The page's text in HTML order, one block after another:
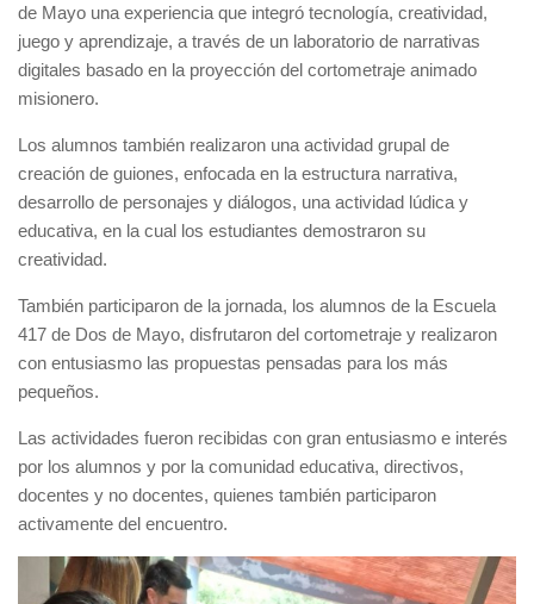
de Mayo una experiencia que integró tecnología, creatividad,
juego y aprendizaje, a través de un laboratorio de narrativas
digitales basado en la proyección del cortometraje animado
misionero.
Los alumnos también realizaron una actividad grupal de
creación de guiones, enfocada en la estructura narrativa,
desarrollo de personajes y diálogos, una actividad lúdica y
educativa, en la cual los estudiantes demostraron su
creatividad.
También participaron de la jornada, los alumnos de la Escuela
417 de Dos de Mayo, disfrutaron del cortometraje y realizaron
con entusiasmo las propuestas pensadas para los más
pequeños.
Las actividades fueron recibidas con gran entusiasmo e interés
por los alumnos y por la comunidad educativa, directivos,
docentes y no docentes, quienes también participaron
activamente del encuentro.